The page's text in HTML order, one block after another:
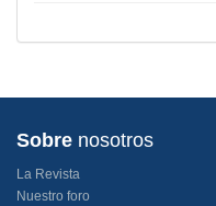
Sobre nosotros
La Revista
Nuestro foro